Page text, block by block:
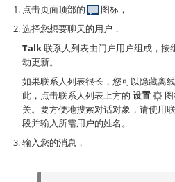
点击页面顶部的
图标，
选择您想要聊天的用户，
Talk联系人列表由门户用户组成，按
动更新。
如果联系人列表很长，您可以隐藏离
此，点击联系人列表上方的 设置
关。要方便地搜索对话对象，请使用
段并输入所需用户的姓名。
输入您的消息，